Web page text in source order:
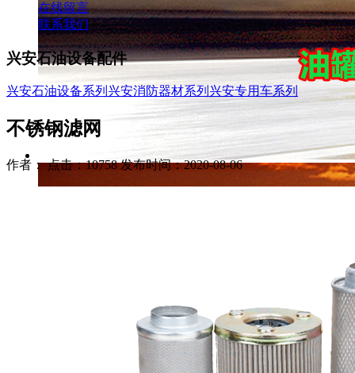
在线留言
联系我们
兴安石油设备配件
兴安石油设备系列 兴安消防器材系列 兴安专用车系列
不锈钢滤网
作者： 点击：10758 发布时间：2020-08-06